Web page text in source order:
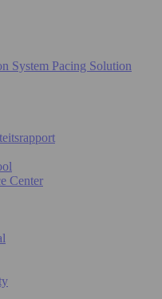
System Pacing Solution
Center